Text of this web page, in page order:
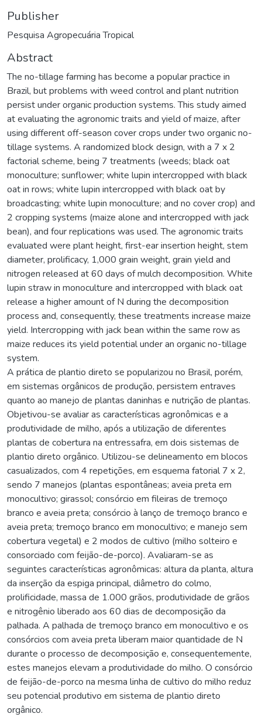
Publisher
Pesquisa Agropecuária Tropical
Abstract
The no-tillage farming has become a popular practice in
Brazil, but problems with weed control and plant nutrition
persist under organic production systems. This study aimed
at evaluating the agronomic traits and yield of maize, after
using different off-season cover crops under two organic no-
tillage systems. A randomized block design, with a 7 x 2
factorial scheme, being 7 treatments (weeds; black oat
monoculture; sunflower; white lupin intercropped with black
oat in rows; white lupin intercropped with black oat by
broadcasting; white lupin monoculture; and no cover crop) and
2 cropping systems (maize alone and intercropped with jack
bean), and four replications was used. The agronomic traits
evaluated were plant height, first-ear insertion height, stem
diameter, prolificacy, 1,000 grain weight, grain yield and
nitrogen released at 60 days of mulch decomposition. White
lupin straw in monoculture and intercropped with black oat
release a higher amount of N during the decomposition
process and, consequently, these treatments increase maize
yield. Intercropping with jack bean within the same row as
maize reduces its yield potential under an organic no-tillage
system.
A prática de plantio direto se popularizou no Brasil, porém,
em sistemas orgânicos de produção, persistem entraves
quanto ao manejo de plantas daninhas e nutrição de plantas.
Objetivou-se avaliar as características agronômicas e a
produtividade de milho, após a utilização de diferentes
plantas de cobertura na entressafra, em dois sistemas de
plantio direto orgânico. Utilizou-se delineamento em blocos
casualizados, com 4 repetições, em esquema fatorial 7 x 2,
sendo 7 manejos (plantas espontâneas; aveia preta em
monocultivo; girassol; consórcio em fileiras de tremoço
branco e aveia preta; consórcio à lanço de tremoço branco e
aveia preta; tremoço branco em monocultivo; e manejo sem
cobertura vegetal) e 2 modos de cultivo (milho solteiro e
consorciado com feijão-de-porco). Avaliaram-se as
seguintes características agronômicas: altura da planta, altura
da inserção da espiga principal, diâmetro do colmo,
prolificidade, massa de 1.000 grãos, produtividade de grãos
e nitrogênio liberado aos 60 dias de decomposição da
palhada. A palhada de tremoço branco em monocultivo e os
consórcios com aveia preta liberam maior quantidade de N
durante o processo de decomposição e, consequentemente,
estes manejos elevam a produtividade do milho. O consórcio
de feijão-de-porco na mesma linha de cultivo do milho reduz
seu potencial produtivo em sistema de plantio direto
orgânico.